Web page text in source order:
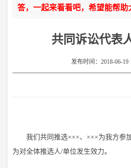
答，一起来看看吧，希望能帮助
共同诉讼代表
发布时间： 2018-06-19
我们共同推选×××、×××为我方参
为对全体推选人/单位发生效力。